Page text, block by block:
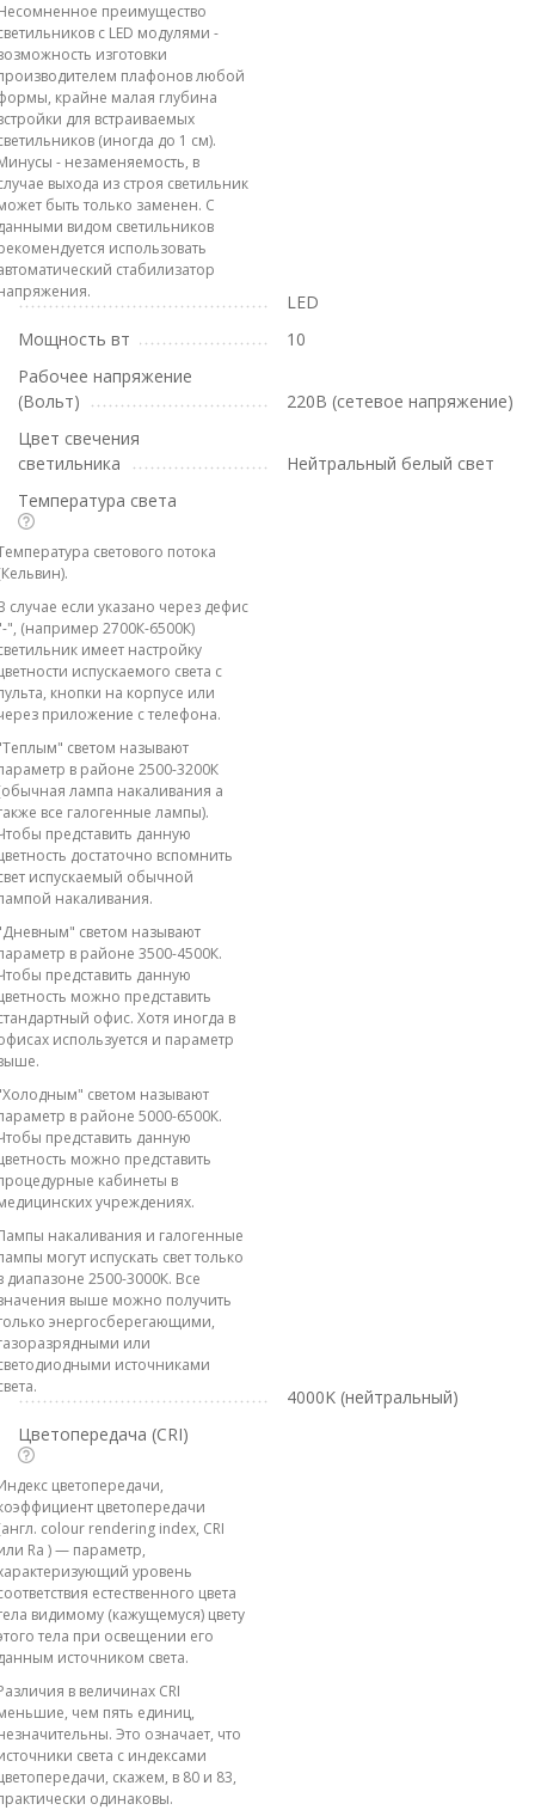
преимущество
с LED модулями -
изготовки
плафонов любой
крайне малая глубина
для встраиваемых
(иногда до 1 см).
- незаменяемость, в
выхода из строя светильник
быть только заменен. С
видом светильников
использовать
стабилизатор
LED
Мощность вт
10
Рабочее напряжение
(Вольт)
220В (сетевое напряжение)
Цвет свечения
светильника
Нейтральный белый свет
Температура света
светового потока
случае если указано через дефис
", (например 2700К-6500К)
имеет настройку
испускаемого света с
кнопки на корпусе или
приложение с телефона.
светом называют
в районе 2500-3200К
лампа накаливания а
все галогенные лампы).
представить данную
достаточно вспомнить
испускаемый обычной
накаливания.
светом называют
в районе 3500-4500К.
представить данную
можно представить
офис. Хотя иногда в
используется и параметр
светом называют
в районе 5000-6500К.
представить данную
можно представить
кабинеты в
учреждениях.
накаливания и галогенные
могут испускать свет только
диапазоне 2500-3000К. Все
выше можно получить
энергосберегающими,
или
источниками
4000K (нейтральный)
Цветопередача (CRI)
цветопередачи,
цветопередачи
colour rendering index, CRI
Ra ) — параметр,
уровень
естественного цвета
видимому (кажущемуся) цвету
тела при освещении его
источником света.
в величинах CRI
чем пять единиц,
Это означает, что
света с индексами
скажем, в 80 и 83,
одинаковы.